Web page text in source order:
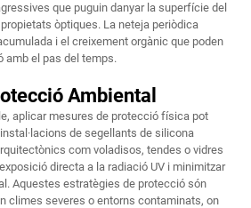
que puguin danyar la superfície del
òptiques. La neteja periòdica
i el creixement orgànic que poden
amb el pas del temps.
Ambiental
aplicar mesures de protecció física pot
de segellants de silicona
com voladisos, tendes o vidres
directa a la radiació UV i minimitzar
Aquestes estratègies de protecció són
climes severes o entorns contaminats, on